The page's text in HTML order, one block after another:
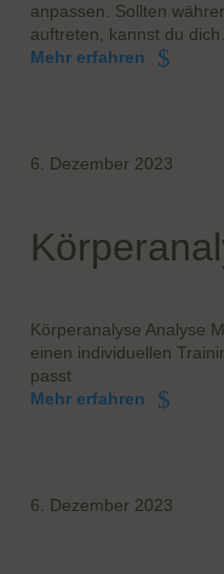
anpassen. Sollten
auftreten, kannst du
Mehr erfahren
6. Dezember 2023
Körperanalyse Analyse
einen individuellen
passt
Mehr erfahren
6. Dezember 2023